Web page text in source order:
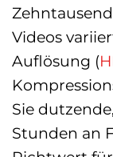
Videos
Auflösung (
Sie
Stunden an